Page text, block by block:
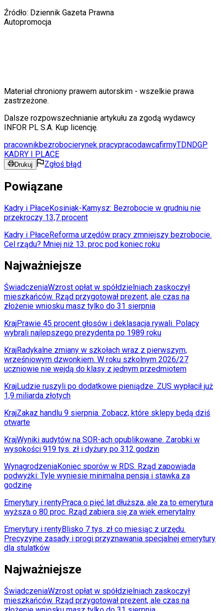
Źródło: Dziennik Gazeta Prawna
Autopromocja
Materiał chroniony prawem autorskim - wszelkie prawa
zastrzeżone.
Dalsze rozpowszechnianie artykułu za zgodą wydawcy
INFOR PL S.A. Kup licencję.
pracownikbezrobocierynek pracypracodawcafirmyTDNDGP
KADRY I PLACE
Drukuj Zgłoś błąd
Powiązane
Kadry i PłaceKosiniak-Kamysz: Bezrobocie w grudniu nie
przekroczy 13,7 procent
Kadry i PłaceReforma urzędów pracy zmniejszy bezrobocie.
Cel rządu? Mniej niż 13. proc pod koniec roku
Najważniejsze
ŚwiadczeniaWzrost opłat w spółdzielniach zaskoczył
mieszkańców. Rząd przygotował prezent, ale czas na
złożenie wniosku masz tylko do 31 sierpnia
KrajPrawie 45 procent głosów i deklasacja rywali. Polacy
wybrali najlepszego prezydenta po 1989 roku
KrajRadykalne zmiany w szkołach wraz z pierwszym,
wrześniowym dzwonkiem. W roku szkolnym 2026/27
uczniowie nie wejdą do klasy z jednym przedmiotem
KrajLudzie ruszyli po dodatkowe pieniądze. ZUS wypłacił już
1,9 miliarda złotych
KrajZakaz handlu 9 sierpnia. Zobacz, które sklepy będą dziś
otwarte
KrajWyniki audytów na SOR-ach opublikowane. Zarobki w
wysokości 919 tys. zł i dyżury po 312 godzin
WynagrodzeniaKoniec sporów w RDS. Rząd zapowiada
podwyżki: Tyle wyniesie minimalna pensja i stawka za
godzinę
Emerytury i rentyPraca o pięć lat dłuższa, ale za to emerytura
wyższa o 80 proc. Rząd zabiera się za wiek emerytalny
Emerytury i rentyBlisko 7 tys. zł co miesiąc z urzędu.
Precyzyjne zasady i progi przyznawania specjalnej emerytury
dla stulatków
Najważniejsze
ŚwiadczeniaWzrost opłat w spółdzielniach zaskoczył
mieszkańców. Rząd przygotował prezent, ale czas na